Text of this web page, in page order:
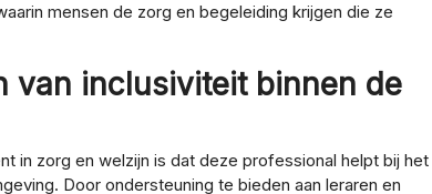
mensen de zorg en begeleiding krijgen die ze
van inclusiviteit binnen de
in zorg en welzijn is dat deze professional helpt bij het
Door ondersteuning te bieden aan leraren en